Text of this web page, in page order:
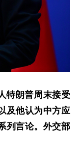
特朗普周末接受
及他认为中方应
列言论。外交部